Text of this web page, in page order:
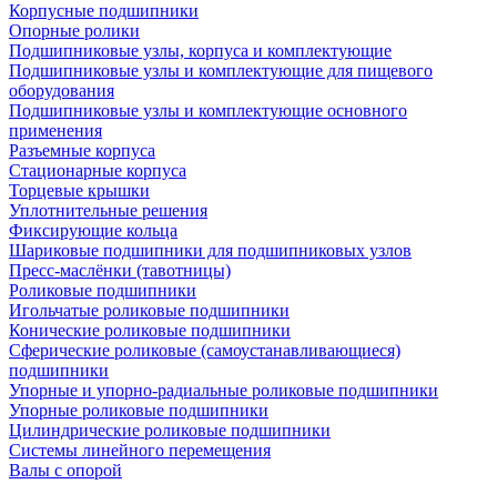
Корпусные подшипники
Опорные ролики
Подшипниковые узлы, корпуса и комплектующие
Подшипниковые узлы и комплектующие для пищевого
оборудования
Подшипниковые узлы и комплектующие основного
применения
Разъемные корпуса
Стационарные корпуса
Торцевые крышки
Уплотнительные решения
Фиксирующие кольца
Шариковые подшипники для подшипниковых узлов
Пресс-маслёнки (тавотницы)
Роликовые подшипники
Игольчатые роликовые подшипники
Конические роликовые подшипники
Сферические роликовые (самоустанавливающиеся)
подшипники
Упорные и упорно-радиальные роликовые подшипники
Упорные роликовые подшипники
Цилиндрические роликовые подшипники
Системы линейного перемещения
Валы с опорой